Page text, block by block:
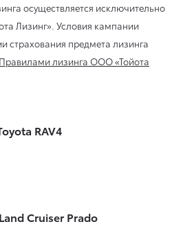
осуществляется исключительно
Лизинг». Условия кампании
страхования предмета лизинга
Правилами лизинга ООО «Тойота
RAV4
Cruiser Prado